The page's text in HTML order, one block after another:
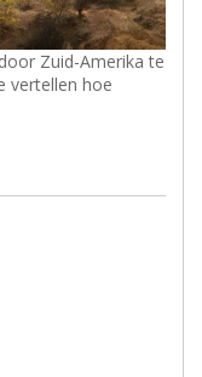
Zuid-Amerika te
vertellen hoe